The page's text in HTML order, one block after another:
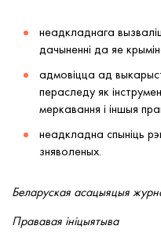
неадкладнага
дачыненні да яе
адмовіцца ад
пераследу як
меркавання і іншыя
неадкладна спыніць
зняволеных.
Беларуская асацыяцыя
Прававая ініцыятыва